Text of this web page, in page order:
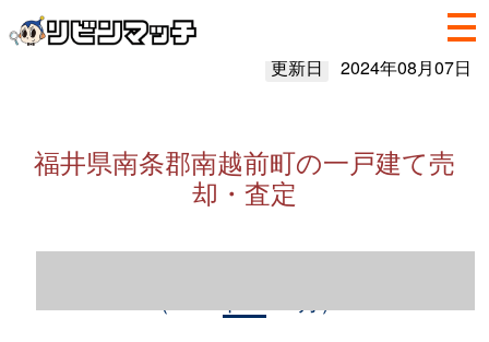
更新日 2024年08月07日
福井県南条郡南越前町の一戸建て売
却・査定